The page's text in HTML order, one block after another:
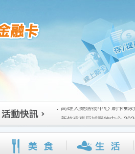
高雄大樂購物中心 刷卡郵
新竹遠東巨城購物中心
115/08/26)
臺北三創生活 有點東西第
高雄大樂購物中心 刷卡郵
新竹遠東巨城購物中心
115/08/26)
臺北三創生活 有點東西第